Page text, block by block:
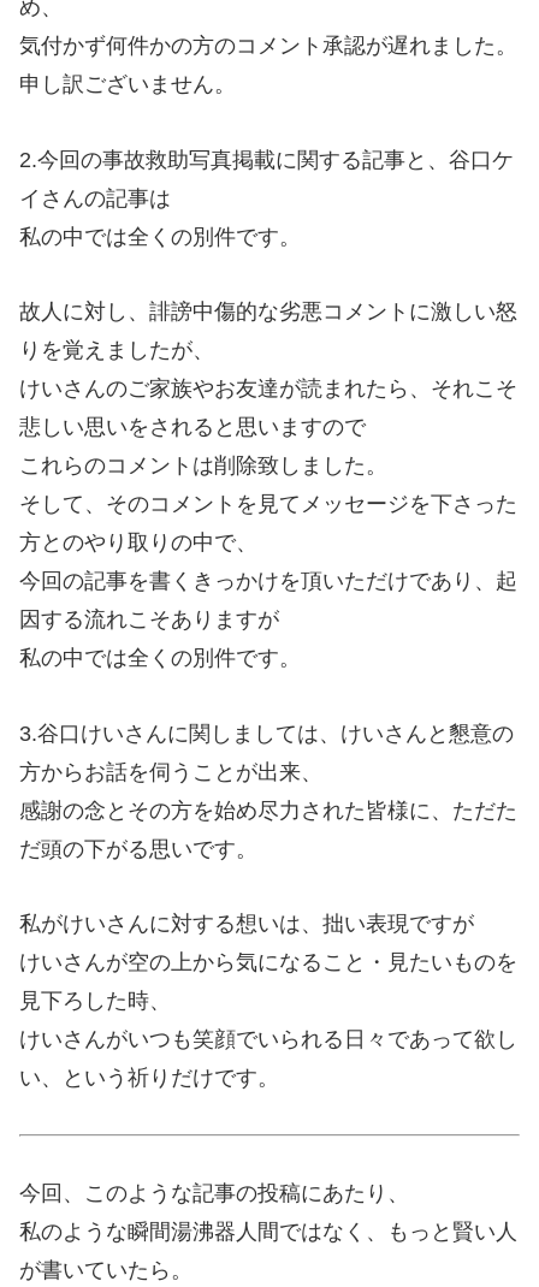
め、
気付かず何件かの方のコメント承認が遅れました。
申し訳ございません。
2.今回の事故救助写真掲載に関する記事と、谷口ケ
イさんの記事は
私の中では全くの別件です。
故人に対し、誹謗中傷的な劣悪コメントに激しい怒
りを覚えましたが、
けいさんのご家族やお友達が読まれたら、それこそ
悲しい思いをされると思いますので
これらのコメントは削除致しました。
そして、そのコメントを見てメッセージを下さった
方とのやり取りの中で、
今回の記事を書くきっかけを頂いただけであり、起
因する流れこそありますが
私の中では全くの別件です。
3.谷口けいさんに関しましては、けいさんと懇意の
方からお話を伺うことが出来、
感謝の念とその方を始め尽力された皆様に、ただた
だ頭の下がる思いです。
私がけいさんに対する想いは、拙い表現ですが
けいさんが空の上から気になること・見たいものを
見下ろした時、
けいさんがいつも笑顔でいられる日々であって欲し
い、という祈りだけです。
今回、このような記事の投稿にあたり、
私のような瞬間湯沸器人間ではなく、もっと賢い人
が書いていたら。